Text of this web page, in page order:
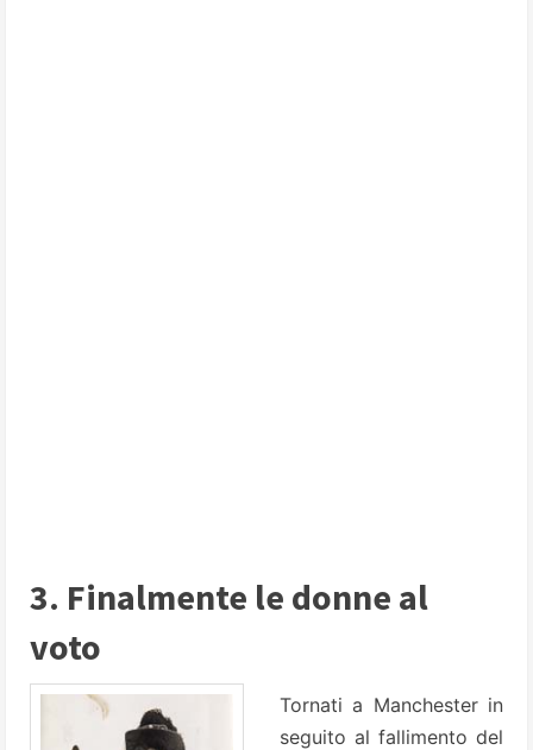
3. Finalmente le donne al
voto
Tornati a Manchester in
seguito al fallimento del